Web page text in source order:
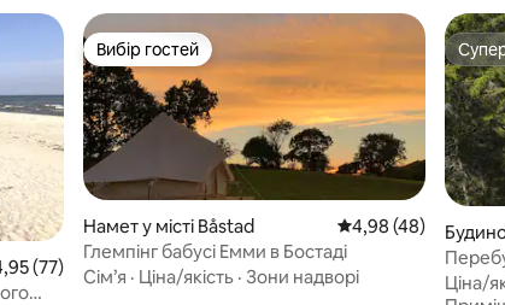
оцінка: 4,95 з 5, відгуки: 77
(77)
Вибір гостей
Вибір гостей
Намет у місті Båstad Середня оцінка:
4,98 (48)
Глемпінг бабусі Емми в Бостаді
Сім’я · Ціна/якість · Зони надворі Ціна/